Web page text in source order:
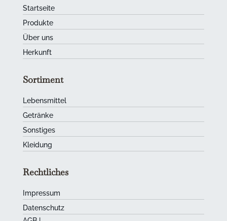
Startseite
Produkte
Über uns
Herkunft
Sortiment
Lebensmittel
Getränke
Sonstiges
Kleidung
Rechtliches
Impressum
Datenschutz